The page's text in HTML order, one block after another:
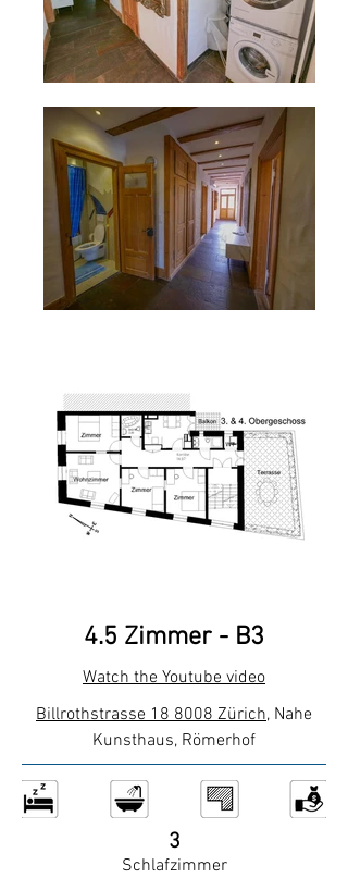
4.5 Zimmer - B3
Watch the Youtube video
Billrothstrasse 18 8008 Zürich, Nahe
Kunsthaus, Römerhof
3
Schlafzimmer